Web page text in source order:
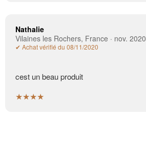
Nathalie
Vilaines les Rochers, France · nov. 2020
✔ Achat vérifié du 08/11/2020
cest un beau produit
★★★★